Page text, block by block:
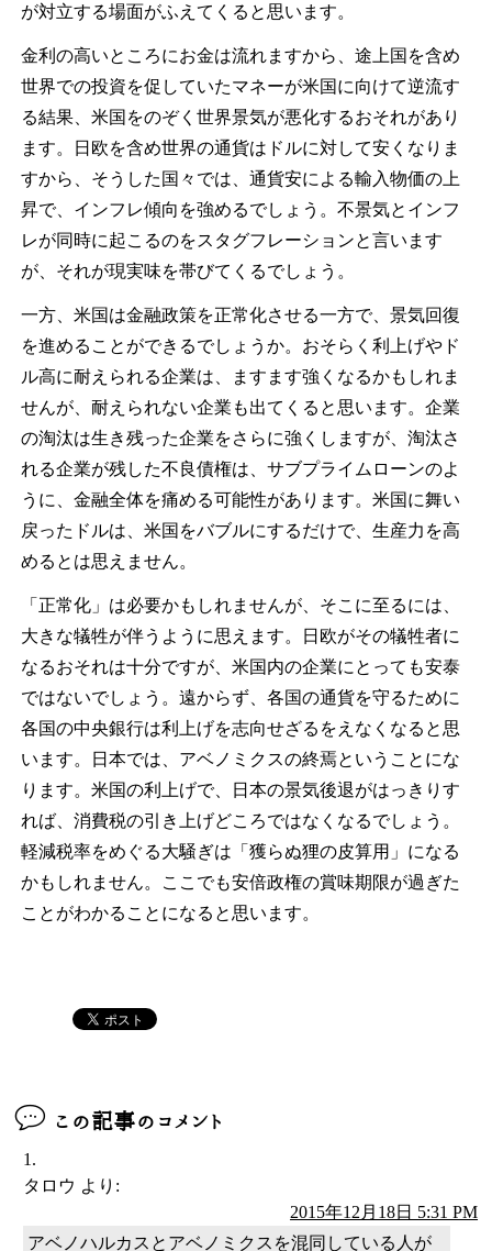
が対立する場面がふえてくると思います。
金利の高いところにお金は流れますから、途上国を含め
世界での投資を促していたマネーが米国に向けて逆流す
る結果、米国をのぞく世界景気が悪化するおそれがあり
ます。日欧を含め世界の通貨はドルに対して安くなりま
すから、そうした国々では、通貨安による輸入物価の上
昇で、インフレ傾向を強めるでしょう。不景気とインフ
レが同時に起こるのをスタグフレーションと言います
が、それが現実味を帯びてくるでしょう。
一方、米国は金融政策を正常化させる一方で、景気回復
を進めることができるでしょうか。おそらく利上げやド
ル高に耐えられる企業は、ますます強くなるかもしれま
せんが、耐えられない企業も出てくると思います。企業
の淘汰は生き残った企業をさらに強くしますが、淘汰さ
れる企業が残した不良債権は、サブプライムローンのよ
うに、金融全体を痛める可能性があります。米国に舞い
戻ったドルは、米国をバブルにするだけで、生産力を高
めるとは思えません。
「正常化」は必要かもしれませんが、そこに至るには、
大きな犠牲が伴うように思えます。日欧がその犠牲者に
なるおそれは十分ですが、米国内の企業にとっても安泰
ではないでしょう。遠からず、各国の通貨を守るために
各国の中央銀行は利上げを志向せざるをえなくなると思
います。日本では、アベノミクスの終焉ということにな
ります。米国の利上げで、日本の景気後退がはっきりす
れば、消費税の引き上げどころではなくなるでしょう。
軽減税率をめぐる大騒ぎは「獲らぬ狸の皮算用」になる
かもしれません。ここでも安倍政権の賞味期限が過ぎた
ことがわかることになると思います。
この記事のコメント
タロウ より:
2015年12月18日 5:31 PM
アベノハルカスとアベノミクスを混同している人が